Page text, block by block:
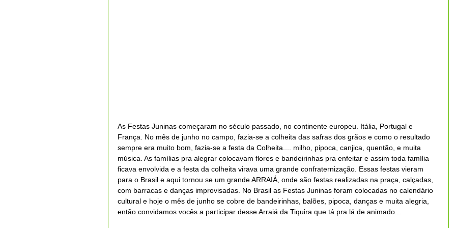
As Festas Juninas começaram no século passado, no continente europeu. Itália, Portugal e
França. No mês de junho no campo, fazia-se a colheita das safras dos grãos e como o resultado
sempre era muito bom, fazia-se a festa da Colheita.... milho, pipoca, canjica, quentão, e muita
música. As famílias pra alegrar colocavam flores e bandeirinhas pra enfeitar e assim toda família
ficava envolvida e a festa da colheita virava uma grande confraternização. Essas festas vieram
para o Brasil e aqui tornou se um grande ARRAIÁ, onde são festas realizadas na praça, calçadas,
com barracas e danças improvisadas. No Brasil as Festas Juninas foram colocadas no calendário
cultural e hoje o mês de junho se cobre de bandeirinhas, balões, pipoca, danças e muita alegria,
então convidamos vocês a participar desse Arraiá da Tiquira que tá pra lá de animado...